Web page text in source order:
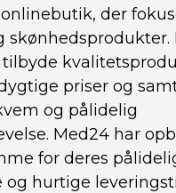
der
skønhedsprodukter.
priser og
og pålidelig
Med24 har
for deres
og hurtige